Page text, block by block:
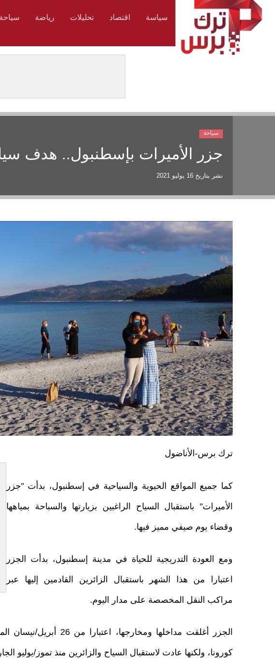
سياسة اقتصاد تحليلات رياضة سياحة
جزر الأميرات بإسطنبول.. هدف
نشر بتاريخ 16 يوليو 2021
سياحة
ترك برس-الأناضول
كما جميع المواقع الحيوية والسياحية في إسطنبول، بدأت "جزر
الأميرات" باستقبال السياح الراغبين بزيارتها والسباحة بمياهها
وقضاء يوم صيفي مميز فيها.
ومع العودة التدريجية للحياة في مدينة إسطنبول، بدأت الجزر
اعتبارا من هذا الشهر باستقبال الزائرين القادمين إليها عبر
مراكب النقل المخصصة على مدار اليوم.
الجزر أغلقت مداخلها
كورونا، ولكنها عادت لاستقبال السياح والزائرين منذ تموز/يوليو